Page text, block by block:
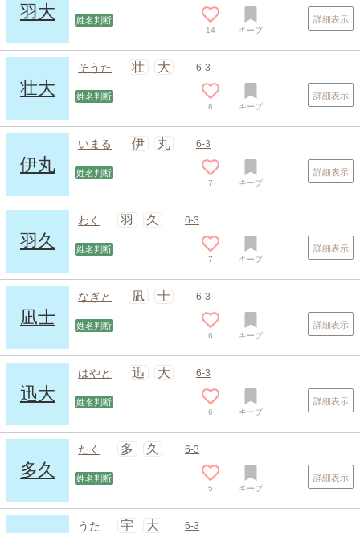
羽大 姓名判断
14 キープ
詳細表示
壮大
そうた 壮 大 6-3
姓名判断
8 キープ
詳細表示
伊丸
いまる 伊 丸 6-3
姓名判断
7 キープ
詳細表示
羽久
わく 羽 久 6-3
姓名判断
7 キープ
詳細表示
凪士
なぎと 凪 士 6-3
姓名判断
6 キープ
詳細表示
迅大
はやと 迅 大 6-3
姓名判断
6 キープ
詳細表示
多久
たく 多 久 6-3
姓名判断
5 キープ
詳細表示
うた 宇 大 6-3